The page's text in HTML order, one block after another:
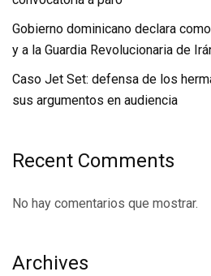
Gobierno dominicano declara
y a la Guardia Revolucionaria de
Caso Jet Set: defensa de los
sus argumentos en audiencia
Recent Comments
No hay comentarios que mostrar.
Archives